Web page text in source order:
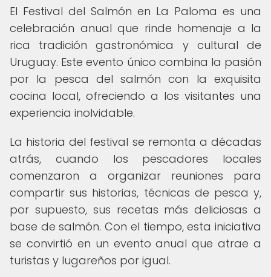
El Festival del Salmón en La Paloma es una
celebración anual que rinde homenaje a la
rica tradición gastronómica y cultural de
Uruguay. Este evento único combina la pasión
por la pesca del salmón con la exquisita
cocina local, ofreciendo a los visitantes una
experiencia inolvidable.
La historia del festival se remonta a décadas
atrás, cuando los pescadores locales
comenzaron a organizar reuniones para
compartir sus historias, técnicas de pesca y,
por supuesto, sus recetas más deliciosas a
base de salmón. Con el tiempo, esta iniciativa
se convirtió en un evento anual que atrae a
turistas y lugareños por igual.